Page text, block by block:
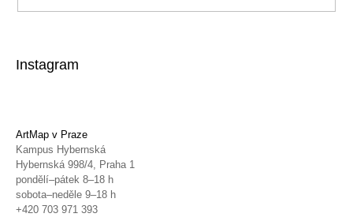
Instagram
ArtMap v Praze
Kampus Hybernská
Hybernská 998/4, Praha 1
pondělí–pátek 8–18 h
sobota–neděle 9–18 h
+420 703 971 393